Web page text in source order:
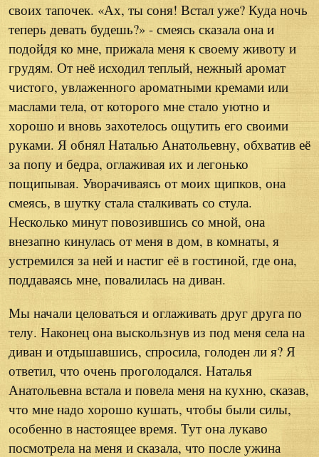
своих тапочек. «Ах, ты соня! Встал уже? Куда ночь
теперь девать будешь?» - смеясь сказала она и
подойдя ко мне, прижала меня к своему животу и
грудям. От неё исходил теплый, нежный аромат
чистого, увлаженного ароматными кремами или
маслами тела, от которого мне стало уютно и
хорошо и вновь захотелось ощутить его своими
руками. Я обнял Наталью Анатольевну, обхватив её
за попу и бедра, оглаживая их и легонько
пощипывая. Уворачиваясь от моих щипков, она
смеясь, в шутку стала сталкивать со стула.
Несколько минут повозившись со мной, она
внезапно кинулась от меня в дом, в комнаты, я
устремился за ней и настиг её в гостиной, где она,
поддаваясь мне, повалилась на диван.
Мы начали целоваться и оглаживать друг друга по
телу. Наконец она выскользнув из под меня села на
диван и отдышавшись, спросила, голоден ли я? Я
ответил, что очень проголодался. Наталья
Анатольевна встала и повела меня на кухню, сказав,
что мне надо хорошо кушать, чтобы были силы,
особенно в настоящее время. Тут она лукаво
посмотрела на меня и сказала, что после ужина